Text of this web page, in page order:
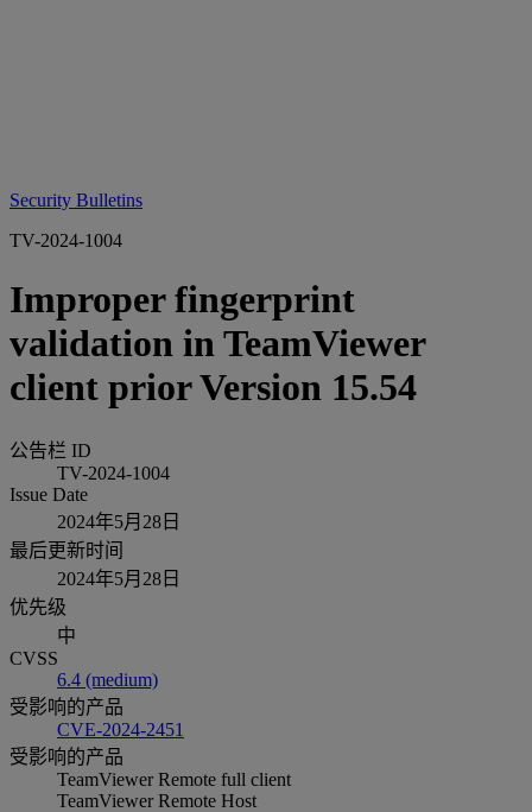
Security Bulletins
TV-2024-1004
Improper fingerprint
validation in TeamViewer
client prior Version 15.54
公告栏 ID
TV-2024-1004
Issue Date
2024年5月28日
最后更新时间
2024年5月28日
优先级
中
CVSS
6.4 (medium)
受影响的产品
CVE-2024-2451
受影响的产品
TeamViewer Remote full client
TeamViewer Remote Host